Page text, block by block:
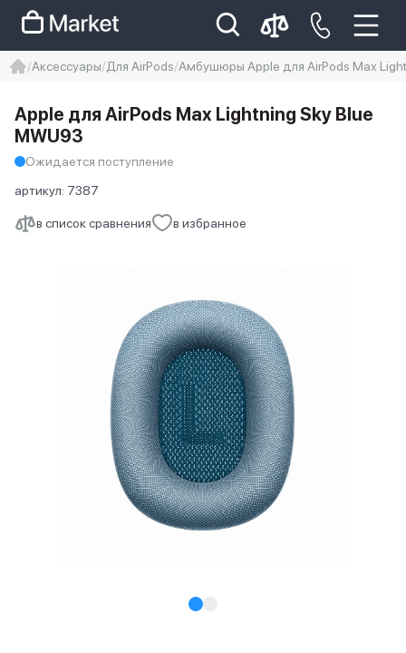
Iphone 14 pro max
айфон 14
Аксессуары Для AirPods Амбушюры Apple для AirPods Max
в список сравнения в избранное
Apple для AirPods Max Lightning Sky Blue
MWU93
Ожидается поступление
артикул: 7387